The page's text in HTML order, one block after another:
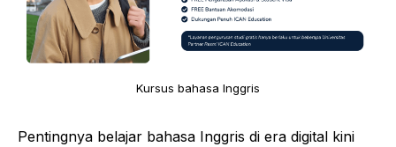
Kursus bahasa Inggris
Pentingnya belajar bahasa Inggris di era digital kini